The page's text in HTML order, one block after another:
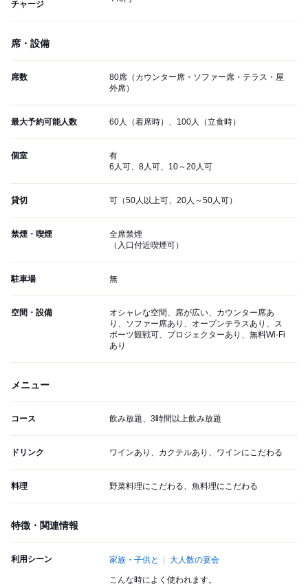
チャージ
席・設備
席数
80席（カウンター席・ソファー席・テラス・屋
外席）
最大予約可能人数 60人（着席時）、100人（立食時）
個室
有
6人可、8人可、10～20人可
貸切 可（50人以上可、20人～50人可）
禁煙・喫煙
全席禁煙
（入口付近喫煙可）
駐車場 無
空間・設備
オシャレな空間、席が広い、カウンター席あ
り、ソファー席あり、オープンテラスあり、ス
ポーツ観戦可、プロジェクターあり、無料Wi-Fi
あり
メニュー
コース 飲み放題、3時間以上飲み放題
ドリンク ワインあり、カクテルあり、ワインにこだわる
料理 野菜料理にこだわる、魚料理にこだわる
特徴・関連情報
利用シーン 家族・子供と 大人数の宴会
こんな時によく使われます。